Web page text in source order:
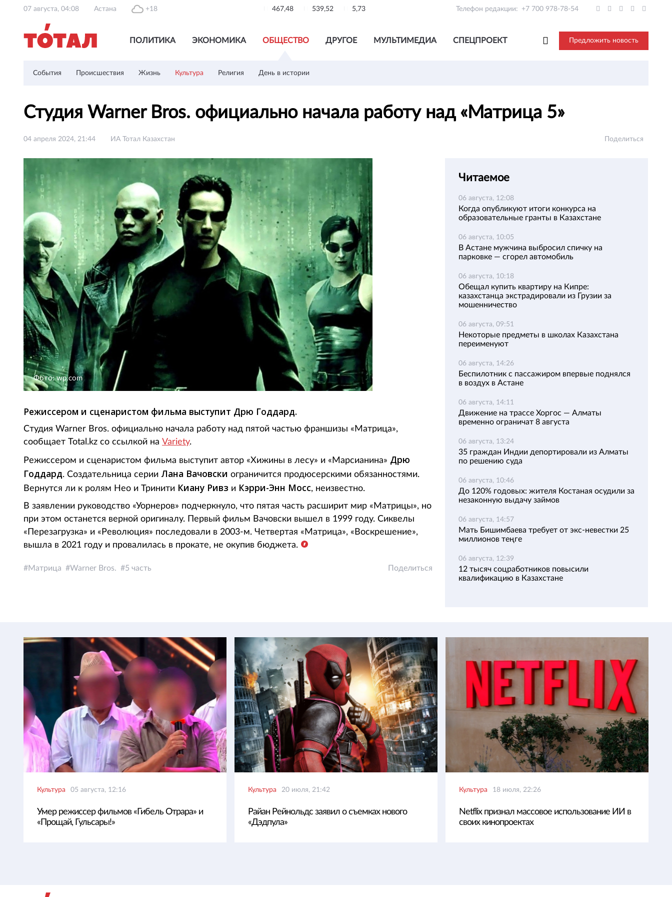
07 августа, 04:08 Астана +18 467,48 539,52 5,73 Телефон редакции: +7 700 978-78-54
ПОЛИТИКА ЭКОНОМИКА ОБЩЕСТВО ДРУГОЕ МУЛЬТИМЕДИА СПЕЦПРОЕКТ Предложить новость
События Происшествия Жизнь Культура Религия День в истории
Студия Warner Bros. официально начала работу над «Матрица 5»
04 апреля 2024, 21:44 ИА Тотал Казахстан Поделиться
Фото: wp.com
Режиссером и сценаристом фильма выступит Дрю Годдард.
Студия Warner Bros. официально начала работу над пятой частью франшизы «Матрица»,
сообщает Total.kz со ссылкой на Variety.
Режиссером и сценаристом фильма выступит автор «Хижины в лесу» и «Марсианина» Дрю
Годдард. Создательница серии Лана Вачовски ограничится продюсерскими обязанностями.
Вернутся ли к ролям Нео и Тринити Киану Ривз и Кэрри-Энн Мосс, неизвестно.
В заявлении руководство «Уорнеров» подчеркнуло, что пятая часть расширит мир «Матрицы», но
при этом останется верной оригиналу. Первый фильм Вачовски вышел в 1999 году. Сиквелы
«Перезагрузка» и «Революция» последовали в 2003-м. Четвертая «Матрица», «Воскрешение»,
вышла в 2021 году и провалилась в прокате, не окупив бюджета.
Матрица Warner Bros. 5 часть Поделиться
Читаемое
06 августа, 12:08
Когда опубликуют итоги конкурса на
образовательные гранты в Казахстане
06 августа, 10:05
В Астане мужчина выбросил спичку на
парковке — сгорел автомобиль
06 августа, 10:18
Обещал купить квартиру на Кипре:
казахстанца экстрадировали из Грузии за
мошенничество
06 августа, 09:51
Некоторые предметы в школах Казахстана
переименуют
06 августа, 14:26
Беспилотник с пассажиром впервые поднялся
в воздух в Астане
06 августа, 14:11
Движение на трассе Хоргос — Алматы
временно ограничат 8 августа
06 августа, 13:24
35 граждан Индии депортировали из Алматы
по решению суда
06 августа, 10:46
До 120% годовых: жителя Костаная осудили за
незаконную выдачу займов
06 августа, 14:57
Мать Бишимбаева требует от экс-невестки 25
миллионов теңге
06 августа, 12:39
12 тысяч соцработников повысили
квалификацию в Казахстане
Культура 05 августа, 12:16
Умер режиссер фильмов «Гибель Отрара» и
«Прощай, Гульсары!»
Культура 20 июля, 21:42
Райан Рейнольдс заявил о съемках нового
«Дэдпула»
Культура 18 июля, 22:26
Netflix признал массовое использование ИИ в
своих кинопроектах